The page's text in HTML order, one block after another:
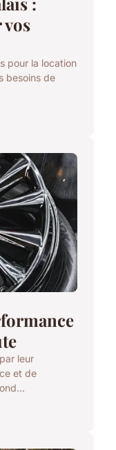
pour la location
besoins de
leur
et de